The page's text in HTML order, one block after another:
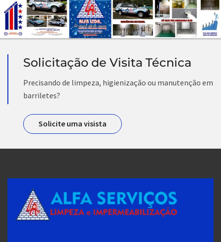
Solicitação de Visita Técnica
Precisando de limpeza, higienização ou manutenção em
barriletes?
Solicite uma visista